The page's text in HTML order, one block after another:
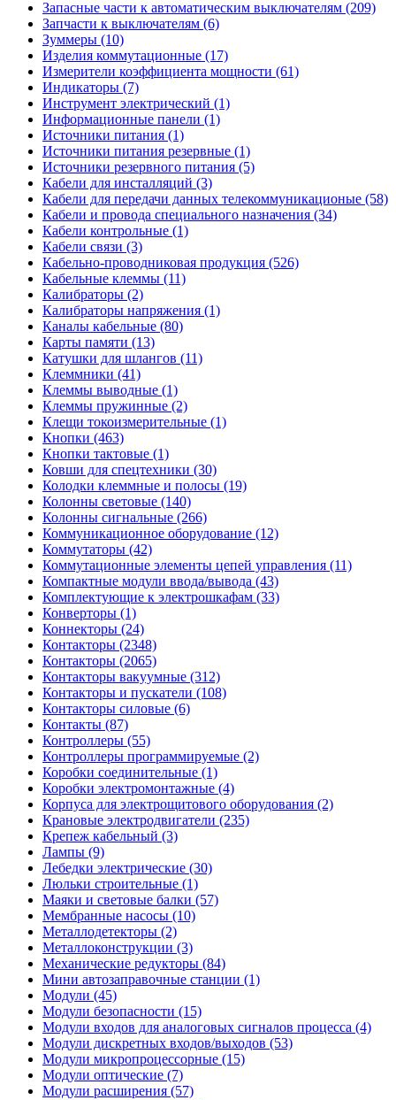
Запасные части к автоматическим выключателям (209)
Запчасти к выключателям (6)
Зуммеры (10)
Изделия коммутационные (17)
Измерители коэффициента мощности (61)
Индикаторы (7)
Инструмент электрический (1)
Информационные панели (1)
Источники питания (1)
Источники питания резервные (1)
Источники резервного питания (5)
Кабели для инсталляций (3)
Кабели для передачи данных телекоммуникационые (58)
Кабели и провода специального назначения (34)
Кабели контрольные (1)
Кабели связи (3)
Кабельно-проводниковая продукция (526)
Кабельные клеммы (11)
Калибраторы (2)
Калибраторы напряжения (1)
Каналы кабельные (80)
Карты памяти (13)
Катушки для шлангов (11)
Клеммники (41)
Клеммы выводные (1)
Клеммы пружинные (2)
Клещи токоизмерительные (1)
Кнопки (463)
Кнопки тактовые (1)
Ковши для спецтехники (30)
Колодки клеммные и полосы (19)
Колонны световые (140)
Колонны сигнальные (266)
Коммуникационное оборудование (12)
Коммутаторы (42)
Коммутационные элементы цепей управления (11)
Компактные модули ввода/вывода (43)
Комплектующие к электрошкафам (33)
Конверторы (1)
Коннекторы (24)
Контакторы (2348)
Контакторы (2065)
Контакторы вакуумные (312)
Контакторы и пускатели (108)
Контакторы силовые (6)
Контакты (87)
Контроллеры (55)
Контроллеры программируемые (2)
Коробки соединительные (1)
Коробки электромонтажные (4)
Корпуса для электрощитового оборудования (2)
Крановые электродвигатели (235)
Крепеж кабельный (3)
Лампы (9)
Лебедки электрические (30)
Люльки строительные (1)
Маяки и световые балки (57)
Мембранные насосы (10)
Металлодетекторы (2)
Металлоконструкции (3)
Механические редукторы (84)
Мини автозаправочные станции (1)
Модули (45)
Модули безопасности (15)
Модули входов для аналоговых сигналов процесса (4)
Модули дискретных входов/выходов (53)
Модули микропроцессорные (15)
Модули оптические (7)
Модули расширения (57)